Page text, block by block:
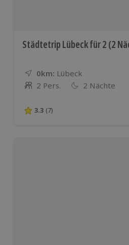
Städtetrip Lübeck für 2 (2
0km: Entfernung
Standort
Lübeck
Anzahl der Teilnehmer
2 Pers. 2 Nächte
3.3 von 5 Sternen basierend
3.3 (7)